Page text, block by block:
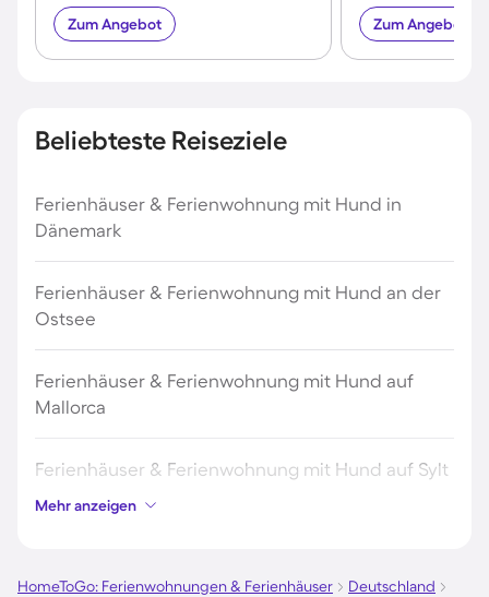
Zum Angebot Zum Angebot
Beliebteste Reiseziele
Ferienhäuser & Ferienwohnung mit Hund in
Dänemark
Ferienhäuser & Ferienwohnung mit Hund an der
Ostsee
Ferienhäuser & Ferienwohnung mit Hund auf
Mallorca
Ferienhäuser & Ferienwohnung mit Hund auf Sylt
Mehr anzeigen
HomeToGo: Ferienwohnungen & Ferienhäuser
Deutschland